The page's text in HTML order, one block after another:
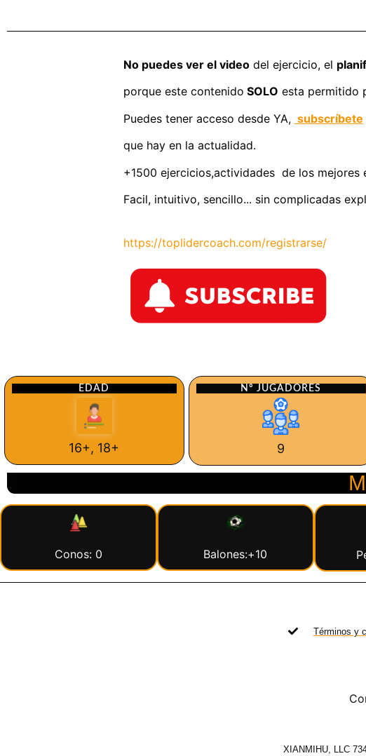
No puedes ver el videodel ejercicio, el
porque este contenido SOLO esta permitido
Puedes tener acceso desde YA, subscríbete
que hay en la actualidad.
+1500 ejercicios,actividades de los mejores
Facil, intuitivo, sencillo... sin complicadas
https://toplidercoach.com/registrarse/
EDAD
16+, 18+
Nº JUGADORES
9
Conos: 0 Balones:+10
Términos y
XIANMIHU, LLC